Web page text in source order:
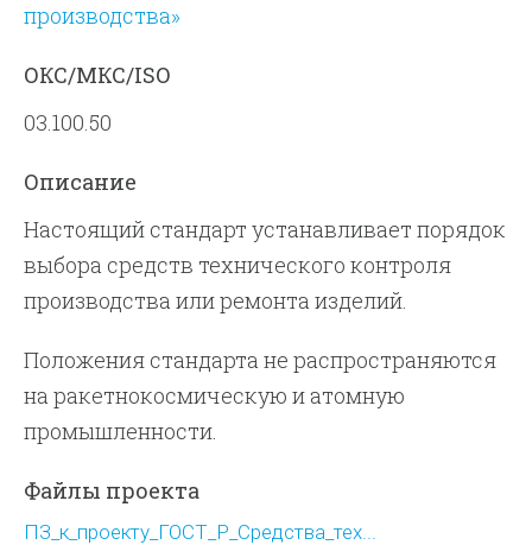
производства»
ОКС/МКС/ISO
03.100.50
Описание
Настоящий стандарт устанавливает порядок
выбора средств технического контроля
производства или ремонта изделий.
Положения стандарта не распространяются
на ракетнокосмическую и атомную
промышленности.
Файлы проекта
ПЗ_к_проекту_ГОСТ_Р_Средства_тех...